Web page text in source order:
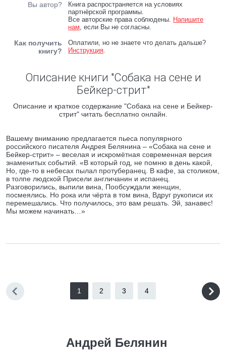
Вы автор?
Книга распространяется на условиях
партнёрской программы.
Все авторские права соблюдены. Напишите
нам, если Вы не согласны.
Как получить
книгу?
Оплатили, но не знаете что делать дальше?
Инструкция.
Описание книги "Собака на сене и
Бейкер-стрит"
Описание и краткое содержание "Собака на сене и Бейкер-
стрит" читать бесплатно онлайн.
Вашему вниманию предлагается пьеса популярного
российского писателя Андрея Белянина – «Собака на сене и
Бейкер-стрит» – веселая и искромётная современная версия
знаменитых событий. «В который год, не помню в день какой,
Но, где-то в небесах пылал протуберанец. В кафе, за столиком,
в толпе людской Присели англичанин и испанец.
Разговорились, выпили вина, Пообсуждали женщин,
посмеялись. Но рока или чёрта в том вина, Вдруг рукописи их
перемешались. Что получилось, это вам решать. Эй, занавес!
Мы можем начинать…»
1 2 3 4
Андрей Белянин